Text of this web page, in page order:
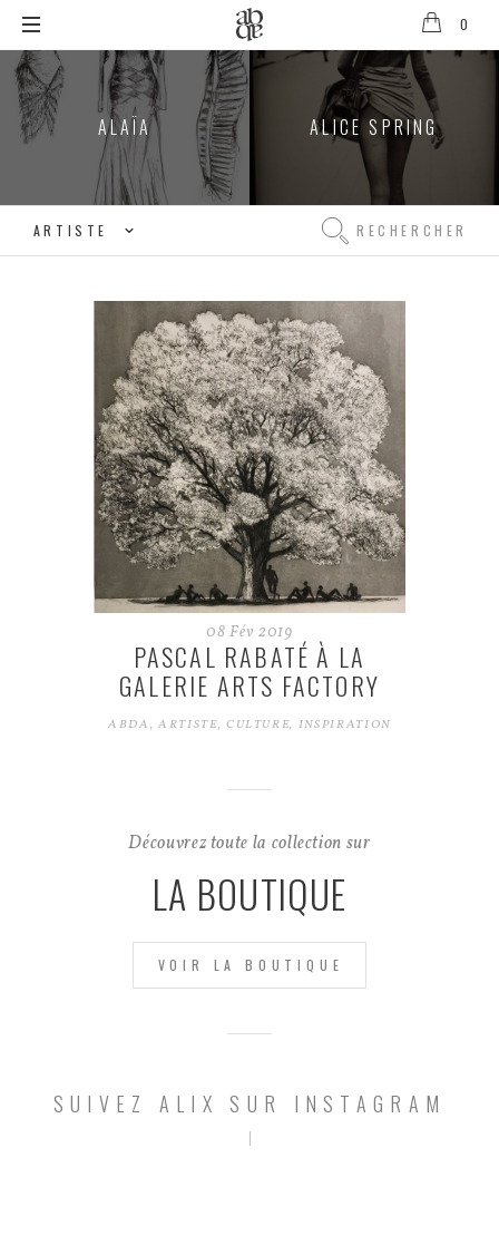
Alix
B.
D'Anthenay
0
ALAÏA ALICE SPRING
Rechercher
Rechercher
08 Fév 2019
PASCAL RABATÉ À LA
GALERIE ARTS FACTORY
ABDA , ARTISTE, CULTURE, INSPIRATION
Découvrez toute la collection sur
LA BOUTIQUE
VOIR LA BOUTIQUE
SUIVEZ ALIX SUR INSTAGRAM